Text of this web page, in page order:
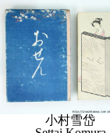
小村雪岱